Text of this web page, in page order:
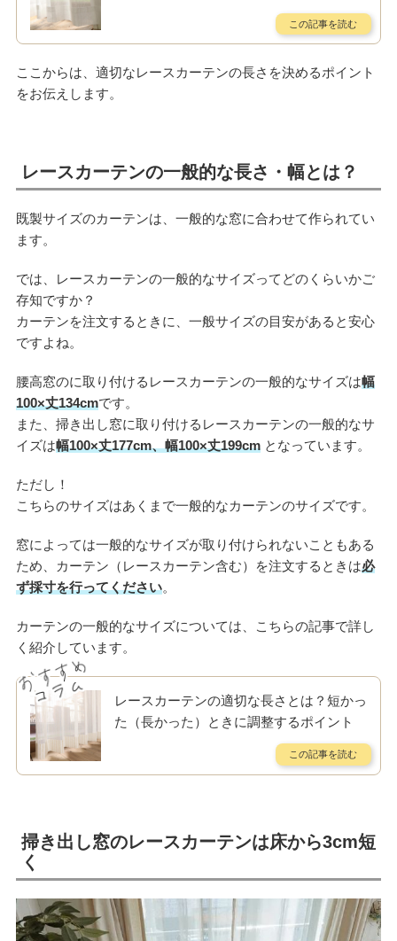
ここからは、適切なレースカーテンの長さを決めるポイント
をお伝えします。
レースカーテンの一般的な長さ・幅とは？
既製サイズのカーテンは、一般的な窓に合わせて作られてい
ます。
では、レースカーテンの一般的なサイズってどのくらいかご
存知ですか？
カーテンを注文するときに、一般サイズの目安があると安心
ですよね。
腰高窓のに取り付けるレースカーテンの一般的なサイズは幅
100×丈134cmです。
また、掃き出し窓に取り付けるレースカーテンの一般的なサ
イズは幅100×丈177cm、幅100×丈199cmとなっています。
ただし！
こちらのサイズはあくまで一般的なカーテンのサイズです。
窓によっては一般的なサイズが取り付けられないこともある
ため、カーテン（レースカーテン含む）を注文するときは必
ず採寸を行ってください。
カーテンの一般的なサイズについては、こちらの記事で詳し
く紹介しています。
レースカーテンの適切な長さとは？短かっ
た（長かった）ときに調整するポイント
掃き出し窓のレースカーテンは床から3cm短
く